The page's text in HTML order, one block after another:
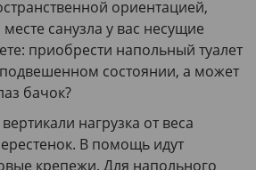
ориентацией,
санузла у вас несущие
приобрести напольный туалет
подвешенном состоянии, а может
бачок?
нагрузка от веса
В помощь идут
крепежи. Для напольного